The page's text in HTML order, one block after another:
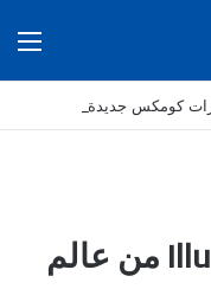
تفاصيل منظمة Illuminati من عالم